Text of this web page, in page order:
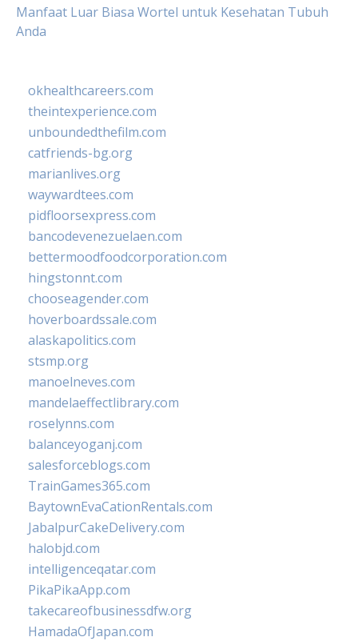
Manfaat Luar Biasa Wortel untuk Kesehatan Tubuh
Anda
okhealthcareers.com
theintexperience.com
unboundedthefilm.com
catfriends-bg.org
marianlives.org
waywardtees.com
pidfloorsexpress.com
bancodevenezuelaen.com
bettermoodfoodcorporation.com
hingstonnt.com
chooseagender.com
hoverboardssale.com
alaskapolitics.com
stsmp.org
manoelneves.com
mandelaeffectlibrary.com
roselynns.com
balanceyoganj.com
salesforceblogs.com
TrainGames365.com
BaytownEvaCationRentals.com
JabalpurCakeDelivery.com
halobjd.com
intelligenceqatar.com
PikaPikaApp.com
takecareofbusinessdfw.org
HamadaOfJapan.com